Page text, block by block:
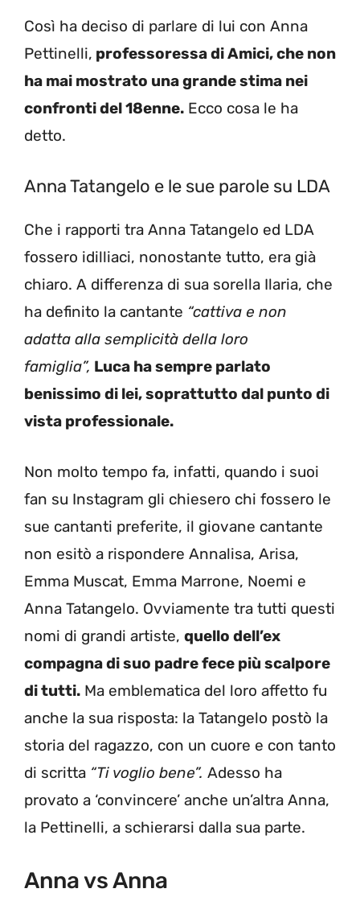
Così ha deciso di parlare di lui con Anna
Pettinelli, professoressa di Amici, che non
ha mai mostrato una grande stima nei
confronti del 18enne. Ecco cosa le ha
detto.
Anna Tatangelo e le sue parole su LDA
Che i rapporti tra Anna Tatangelo ed LDA
fossero idilliaci, nonostante tutto, era già
chiaro. A differenza di sua sorella Ilaria, che
ha definito la cantante “cattiva e non
adatta alla semplicità della loro
famiglia”, Luca ha sempre parlato
benissimo di lei, soprattutto dal punto di
vista professionale.
Non molto tempo fa, infatti, quando i suoi
fan su Instagram gli chiesero chi fossero le
sue cantanti preferite, il giovane cantante
non esitò a rispondere Annalisa, Arisa,
Emma Muscat, Emma Marrone, Noemi e
Anna Tatangelo. Ovviamente tra tutti questi
nomi di grandi artiste, quello dell’ex
compagna di suo padre fece più scalpore
di tutti. Ma emblematica del loro affetto fu
anche la sua risposta: la Tatangelo postò la
storia del ragazzo, con un cuore e con tanto
di scritta “Ti voglio bene”. Adesso ha
provato a ‘convincere’ anche un’altra Anna,
la Pettinelli, a schierarsi dalla sua parte.
Anna vs Anna